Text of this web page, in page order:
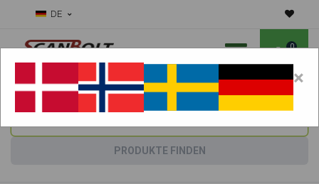
DE
0
Benötigen Sie Hilfe bei Verschleißteilen?Maschine wählen:
PRODUKTE FINDEN
×